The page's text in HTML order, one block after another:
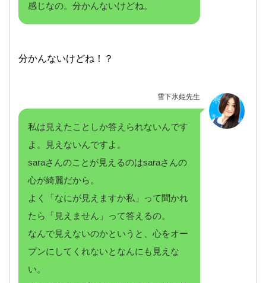
感じなの。分かんないけどね。
分かんないけどね！？
雪下氷姫先生
私は見えたことしか答えられないんです
よ。見えないんですよ。
saraさんのことが見えるのはsaraさんの
心が綺麗だから。
よく「なにが見えますか私」って聞かれ
たら「見えません」って答えるの。
なんで見えないのかというと、心をオー
プンにしてくれないとなんにも見えな
い。